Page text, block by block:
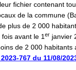
fichier contenant
de la commune
plus de 2 000
avant le 1er janvier
de 2 000 habitants
767 du 11/08/